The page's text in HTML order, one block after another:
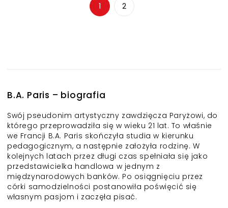
1 2
B.A. Paris – biografia
Swój pseudonim artystyczny zawdzięcza Paryżowi, do
którego przeprowadziła się w wieku 21 lat. To właśnie
we Francji B.A. Paris skończyła studia w kierunku
pedagogicznym, a następnie założyła rodzinę. W
kolejnych latach przez długi czas spełniała się jako
przedstawicielka handlowa w jednym z
międzynarodowych banków. Po osiągnięciu przez
córki samodzielności postanowiła poświęcić się
własnym pasjom i zaczęła pisać.